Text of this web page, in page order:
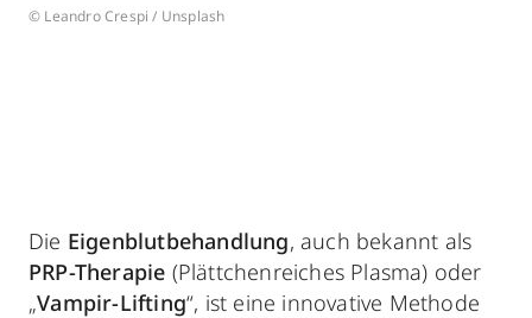
Aktionen
© Leandro Crespi / Unsplash
Die Eigenblutbehandlung, auch bekannt als
PRP-Therapie (Plättchenreiches Plasma) oder
„Vampir-Lifting“, ist eine innovative Methode